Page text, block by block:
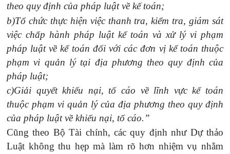
theo quy định của pháp luật về kế toán;
b)Tổ chức thực hiện việc thanh tra, kiểm tra, giám sát
việc chấp hành pháp luật kế toán và xử lý vi phạm
pháp luật về kế toán đối với các đơn vị kế toán thuộc
phạm vi quản lý tại địa phương theo quy định của
pháp luật;
c)Giải quyết khiếu nại, tố cáo về lĩnh vực kế toán
thuộc phạm vi quản lý của địa phương theo quy định
của pháp luật về khiếu nại, tố cáo.”
Cũng theo Bộ Tài chính, các quy định như Dự thảo
Luật không thu hẹp mà làm rõ hơn nhiệm vụ nhằm